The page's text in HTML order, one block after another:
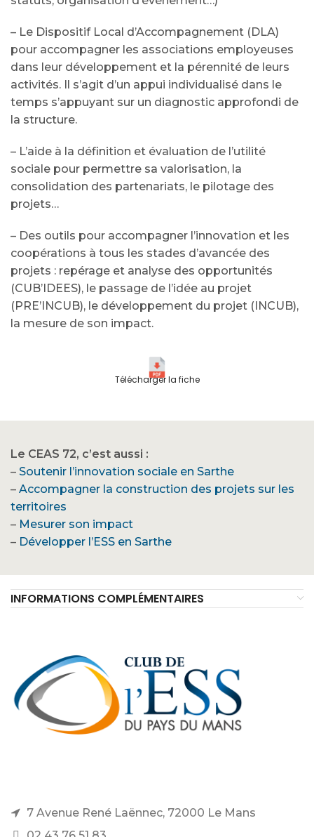
– Le Dispositif Local d’Accompagnement (DLA)
pour accompagner les associations employeuses
dans leur développement et la pérennité de leurs
activités. Il s’agit d’un appui individualisé dans le
temps s’appuyant sur un diagnostic approfondi de
la structure.
– L’aide à la définition et évaluation de l’utilité
sociale pour permettre sa valorisation, la
consolidation des partenariats, le pilotage des
projets…
– Des outils pour accompagner l’innovation et les
coopérations à tous les stades d’avancée des
projets : repérage et analyse des opportunités
(CUB’IDEES), le passage de l’idée au projet
(PRE’INCUB), le développement du projet (INCUB),
la mesure de son impact.
Télécharger la fiche
Le CEAS 72, c’est aussi :
– Soutenir l’innovation sociale en Sarthe
– Accompagner la construction des projets sur les
territoires
– Mesurer son impact
– Développer l’ESS en Sarthe
INFORMATIONS COMPLÉMENTAIRES
7 Avenue René Laënnec, 72000 Le Mans